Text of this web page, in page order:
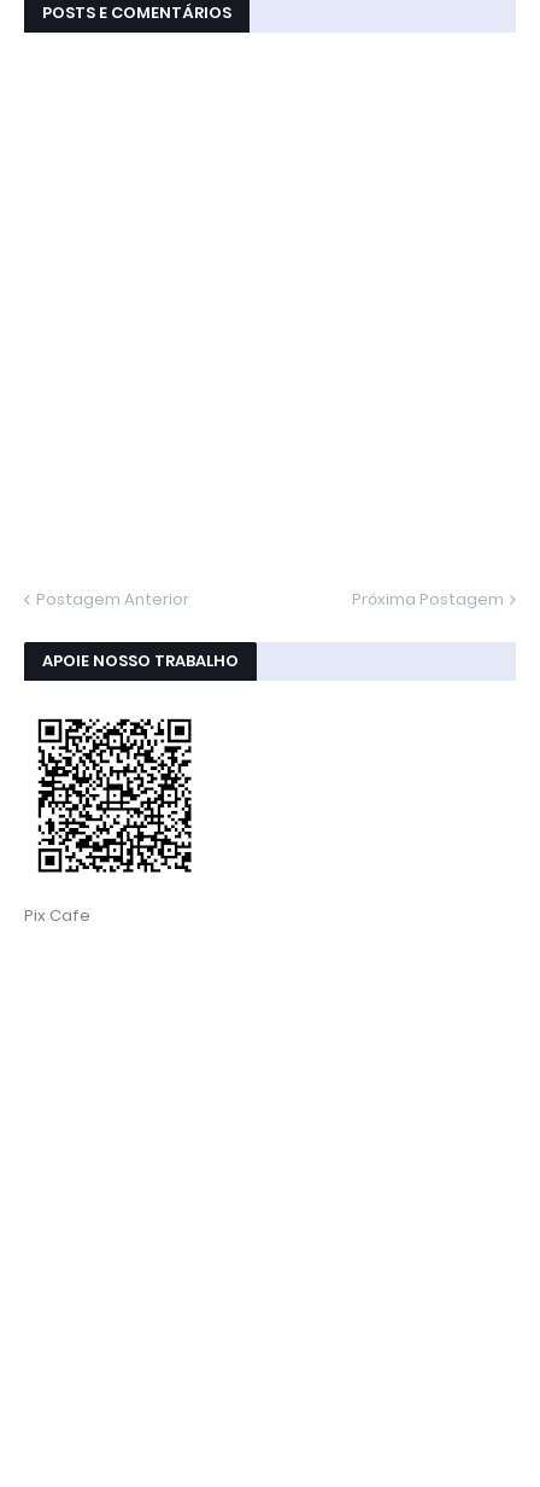
POSTS E COMENTÁRIOS
Postagem Anterior Próxima Postagem
APOIE NOSSO TRABALHO
Pix Cafe